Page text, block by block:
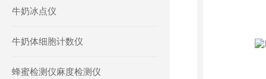
牛奶冰点仪
牛奶体细胞计数仪
蜂蜜检测仪麻度检测仪